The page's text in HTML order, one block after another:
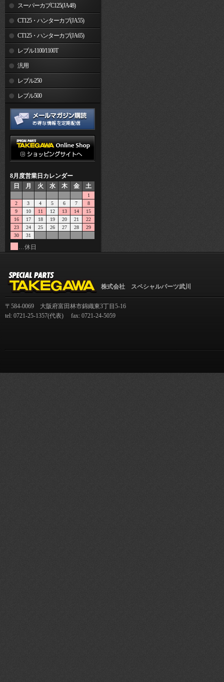
スーパーカブC125(JA48)
CT125・ハンターカブ(JA55)
CT125・ハンターカブ(JA65)
レブル1100/1100T
汎用
レブル250
レブル500
8月度営業日カレンダー
日
月 火 水 木 金 土
1
2
3 4 5 6 7
8
9
10 11 12 13 14
15
16
17 18 19 20 21
22
23
24 25 26 27 28
29
30
31
…休日
株式会社 スペシャルパーツ武川
〒584-0069 大阪府富田林市錦織東3丁目5-16
tel: 0721-25-1357(代表) fax: 0721-24-5059